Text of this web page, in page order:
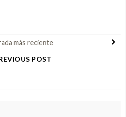
más reciente
POST